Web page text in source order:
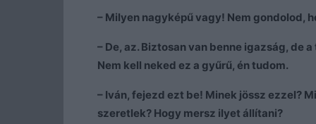
– Milyen nagyképű vagy! Nem gondolod,
– De, az. Biztosan van benne igazság, de
Nem kell neked ez a gyűrű, én tudom.
– Iván, fejezd ezt be! Minek jössz ezzel?
szeretlek? Hogy mersz ilyet állítani?